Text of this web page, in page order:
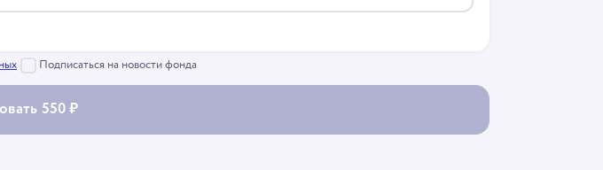
Подписаться на новости фонда
550 ₽